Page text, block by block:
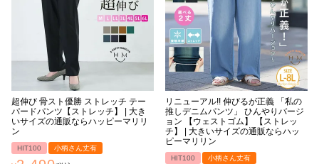
超伸び 骨スト優勝 ストレッチ テー
パードパンツ【ストレッチ】 | 大き
いサイズの通販ならハッピーマリリ
ン
HIT100 小柄さん丈有
リニューアル!! 伸びるが正義 「私の
推しデニムパンツ」 ひんやりバージ
ョン 【ウェストゴム】 【ストレッ
チ】 | 大きいサイズの通販ならハッ
ピーマリリン
HIT100 小柄さん丈有